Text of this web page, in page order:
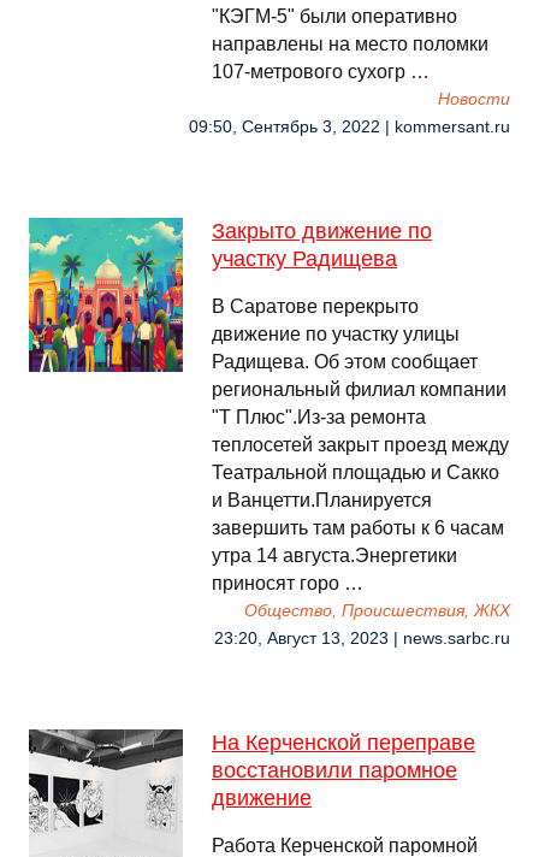
"КЭГМ-5" были оперативно
направлены на место поломки
107-метрового сухогр …
Новости
09:50, Сентябрь 3, 2022 | kommersant.ru
Закрыто движение по
участку Радищева
В Саратове перекрыто
движение по участку улицы
Радищева. Об этом сообщает
региональный филиал компании
"Т Плюс".Из-за ремонта
теплосетей закрыт проезд между
Театральной площадью и Сакко
и Ванцетти.Планируется
завершить там работы к 6 часам
утра 14 августа.Энергетики
приносят горо …
Общество, Происшествия, ЖКХ
23:20, Август 13, 2023 | news.sarbc.ru
На Керченской переправе
восстановили паромное
движение
Работа Керченской паромной